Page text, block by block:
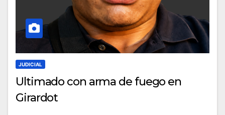
JUDICIAL
Ultimado con arma de fuego en
Girardot